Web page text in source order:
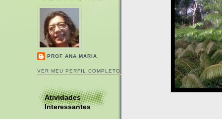
PROF ANA MARIA
VER MEU PERFIL COMPLETO
Atividades
Interessantes